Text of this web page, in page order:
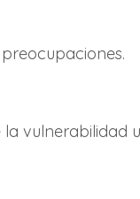
vulnerabilidad